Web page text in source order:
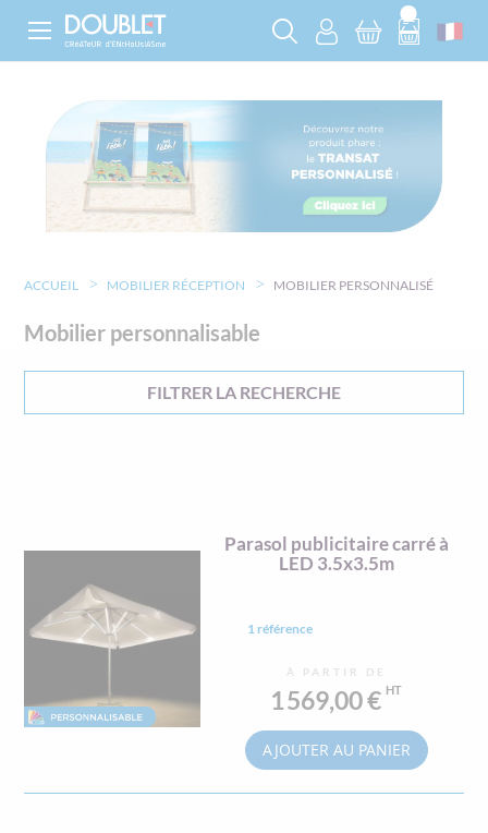
Parasol publicitaire carré à
LED 3.5x3.5m
1 référence
À PARTIR DE
1 569,00 €
AJOUTER AU PANIER
ACCUEIL MOBILIER RÉCEPTION MOBILIER PERSONNALISÉ
Mobilier personnalisable
FILTRER LA RECHERCHE